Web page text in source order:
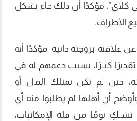
مؤكدًا أن ذلك جاء بشكل
الأطراف.
بزوجته دانية، مؤكدًا أنه
تقديرًا كبيرًا، بسبب دعمهم له في
حين لم يكن يمتلك المال أو
وأوضح أن أهلها لم يطلبوا منه أي
يومًا من قلة الإمكانيات،